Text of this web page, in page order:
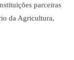
parceiras
da Agricultura,